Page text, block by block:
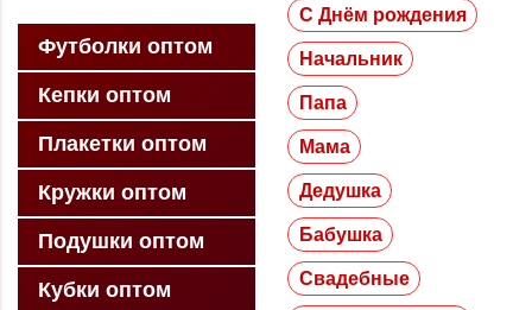
Футболки оптом
Кепки оптом
Плакетки оптом
Кружки оптом
Подушки оптом
Кубки оптом
С Днём рождения
Начальник
Папа
Мама
Дедушка
Бабушка
Свадебные